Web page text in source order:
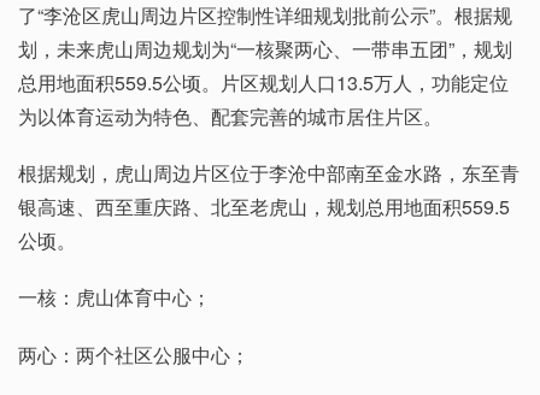
了“李沧区虎山周边片区控制性详细规划批前公示”。根据规
划，未来虎山周边规划为“一核聚两心、一带串五团”，规划
总用地面积559.5公顷。片区规划人口13.5万人，功能定位
为以体育运动为特色、配套完善的城市居住片区。
根据规划，虎山周边片区位于李沧中部南至金水路，东至青
银高速、西至重庆路、北至老虎山，规划总用地面积559.5
公顷。
一核：虎山体育中心；
两心：两个社区公服中心；